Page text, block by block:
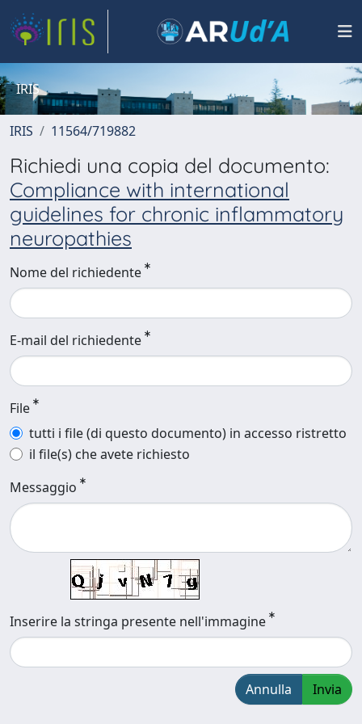
IRIS
IRIS 11564/719882
Richiedi una copia del documento:
Compliance with international
guidelines for chronic inflammatory
neuropathies
Nome del richiedente
E-mail del richiedente
File
tutti i file (di questo documento) in accesso ristretto
il file(s) che avete richiesto
Messaggio
Inserire la stringa presente nell'immagine
Annulla Invia